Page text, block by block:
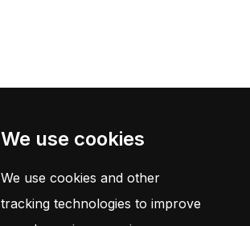
We use cookies
We use cookies and other
tracking technologies to improve